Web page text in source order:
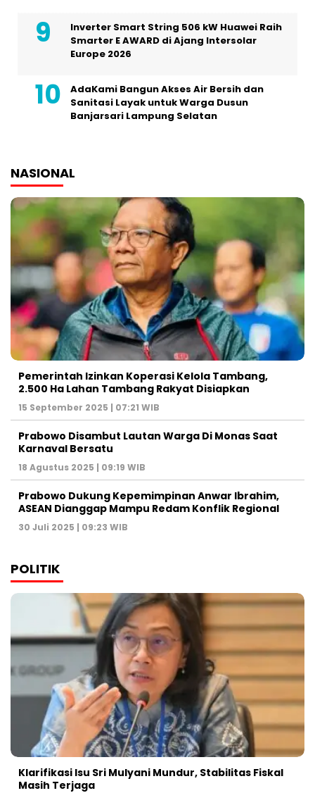
Inverter Smart String 506 kW Huawei Raih
Smarter E AWARD di Ajang Intersolar
Europe 2026
AdaKami Bangun Akses Air Bersih dan
Sanitasi Layak untuk Warga Dusun
Banjarsari Lampung Selatan
NASIONAL
Pemerintah Izinkan Koperasi Kelola Tambang,
2.500 Ha Lahan Tambang Rakyat Disiapkan
15 September 2025 | 07:21 WIB
Prabowo Disambut Lautan Warga Di Monas Saat
Karnaval Bersatu
18 Agustus 2025 | 09:19 WIB
Prabowo Dukung Kepemimpinan Anwar Ibrahim,
ASEAN Dianggap Mampu Redam Konflik Regional
30 Juli 2025 | 09:23 WIB
POLITIK
Klarifikasi Isu Sri Mulyani Mundur, Stabilitas Fiskal
Masih Terjaga